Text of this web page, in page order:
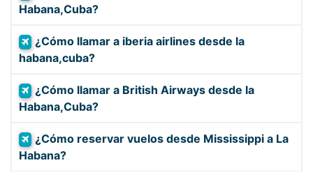
Habana,Cuba?
¿Cómo llamar a iberia airlines desde la
habana,cuba?
¿Cómo llamar a British Airways desde la
Habana,Cuba?
¿Cómo reservar vuelos desde Mississippi a La
Habana?